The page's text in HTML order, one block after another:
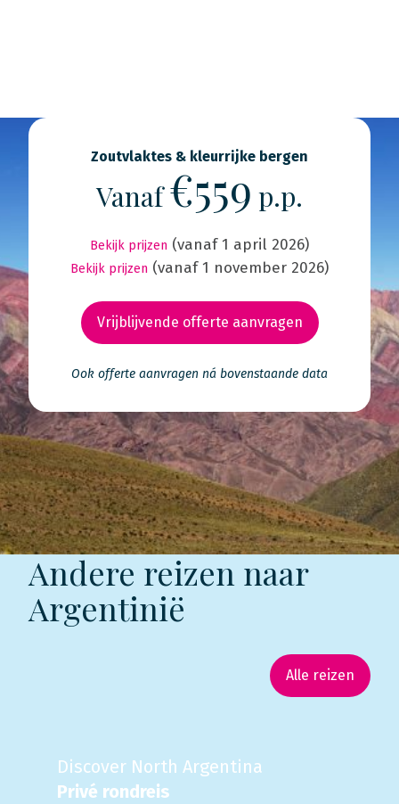
Zoutvlaktes & kleurrijke bergen
Vanaf€559 p.p.
Bekijk prijzen (vanaf 1 april 2026)
Bekijk prijzen (vanaf 1 november 2026)
Vrijblijvende offerte aanvragen
Ook offerte aanvragen ná bovenstaande data
Andere reizen naar
Argentinië
Alle reizen
Discover North Argentina
Privé rondreis